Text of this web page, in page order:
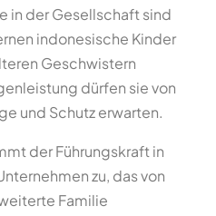
in der Gesellschaft sind
indonesische Kinder
Geschwistern
dürfen sie von
und Schutz erwarten.
der Führungskraft in
zu, das von
Familie